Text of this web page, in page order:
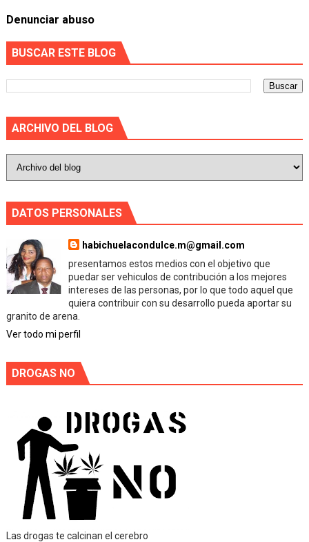
Denunciar abuso
BUSCAR ESTE BLOG
ARCHIVO DEL BLOG
DATOS PERSONALES
habichuelacondulce.m@gmail.com
presentamos estos medios con el objetivo que
puedar ser vehiculos de contribución a los mejores
intereses de las personas, por lo que todo aquel que
quiera contribuir con su desarrollo pueda aportar su
granito de arena.
Ver todo mi perfil
DROGAS NO
Las drogas te calcinan el cerebro